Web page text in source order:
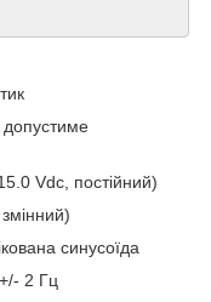
допустиме
Vdc, постійний)
синусоїда
2 Гц